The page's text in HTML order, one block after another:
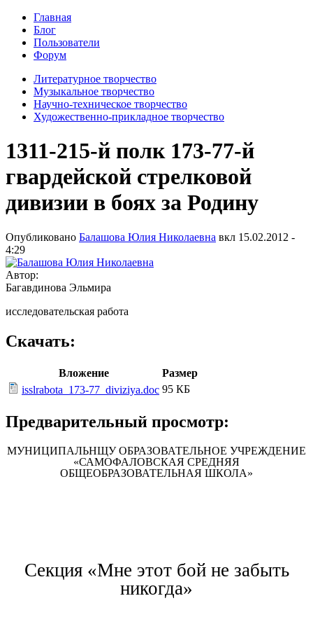
Главная
Блог
Пользователи
Форум
Литературное творчество
Музыкальное творчество
Научно-техническое творчество
Художественно-прикладное творчество
1311-215-й полк 173-77-й
гвардейской стрелковой
дивизии в боях за Родину
Опубликовано Балашова Юлия Николаевна вкл 15.02.2012 -
4:29
Автор:
Багавдинова Эльмира
исследовательская работа
Скачать:
Вложение
Размер
isslrabota_173-77_diviziya.doc 95 КБ
Предварительный просмотр:
МУНИЦИПАЛЬНЩУ ОБРАЗОВАТЕЛЬНОЕ УЧРЕЖДЕНИЕ
«САМОФАЛОВСКАЯ СРЕДНЯЯ
ОБЩЕОБРАЗОВАТЕЛЬНАЯ ШКОЛА»
Секция «Мне этот бой не забыть
никогда»